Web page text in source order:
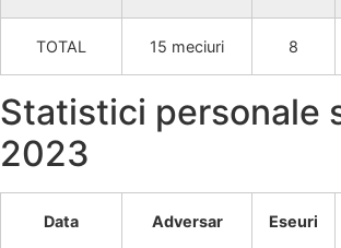
TOTAL 15 meciuri 8
Statistici personale
2023
Data Adversar Eseuri